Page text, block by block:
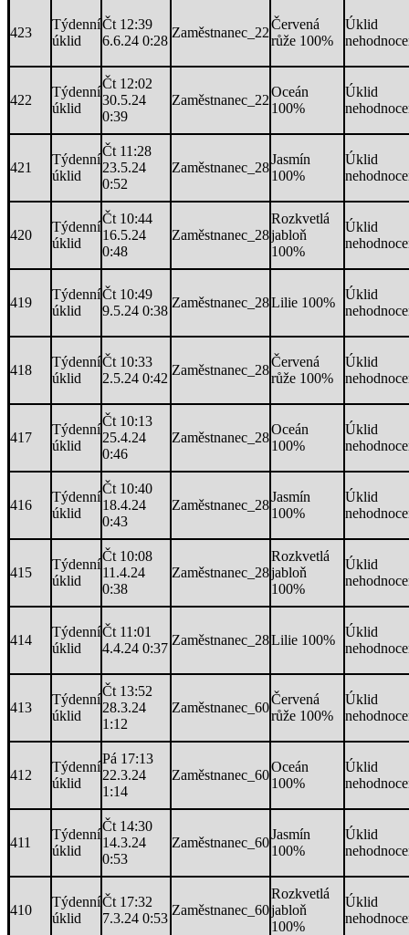
423
Týdenní
úklid
Čt 12:39
6.6.24 0:28
Zaměstnanec_22
Červená
růže 100%
Úklid
422
Týdenní
úklid
Čt 12:02
30.5.24
0:39
Zaměstnanec_22
Oceán
100%
Úklid
421
Týdenní
úklid
Čt 11:28
23.5.24
0:52
Zaměstnanec_28
Jasmín
100%
Úklid
420
Týdenní
úklid
Čt 10:44
16.5.24
0:48
Zaměstnanec_28
Rozkvetlá
jabloň
100%
Úklid
419
Týdenní
úklid
Čt 10:49
9.5.24 0:38
Zaměstnanec_28Lilie 100%
Úklid
418
Týdenní
úklid
Čt 10:33
2.5.24 0:42
Zaměstnanec_28
Červená
růže 100%
Úklid
417
Týdenní
úklid
Čt 10:13
25.4.24
0:46
Zaměstnanec_28
Oceán
100%
Úklid
416
Týdenní
úklid
Čt 10:40
18.4.24
0:43
Zaměstnanec_28
Jasmín
100%
Úklid
415
Týdenní
úklid
Čt 10:08
11.4.24
0:38
Zaměstnanec_28
Rozkvetlá
jabloň
100%
Úklid
414
Týdenní
úklid
Čt 11:01
4.4.24 0:37
Zaměstnanec_28Lilie 100%
Úklid
413
Týdenní
úklid
Čt 13:52
28.3.24
1:12
Zaměstnanec_60
Červená
růže 100%
Úklid
412
Týdenní
úklid
Pá 17:13
22.3.24
1:14
Zaměstnanec_60
Oceán
100%
Úklid
411
Týdenní
úklid
Čt 14:30
14.3.24
0:53
Zaměstnanec_60
Jasmín
100%
Úklid
410
Týdenní
úklid
Čt 17:32
7.3.24 0:53
Zaměstnanec_60
Rozkvetlá
jabloň
100%
Úklid